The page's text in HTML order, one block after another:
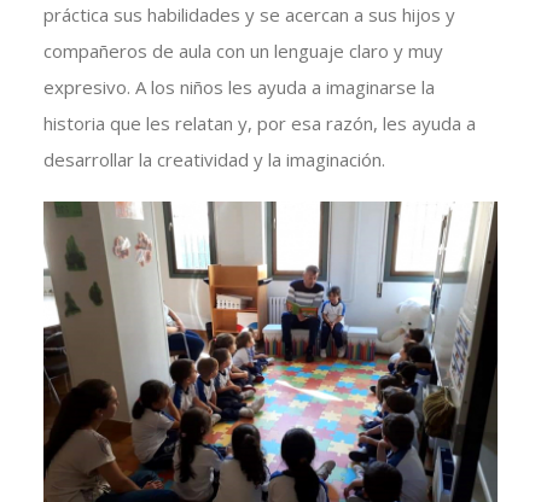
práctica sus habilidades y se acercan a sus hijos y
compañeros de aula con un lenguaje claro y muy
expresivo. A los niños les ayuda a imaginarse la
historia que les relatan y, por esa razón, les ayuda a
desarrollar la creatividad y la imaginación.